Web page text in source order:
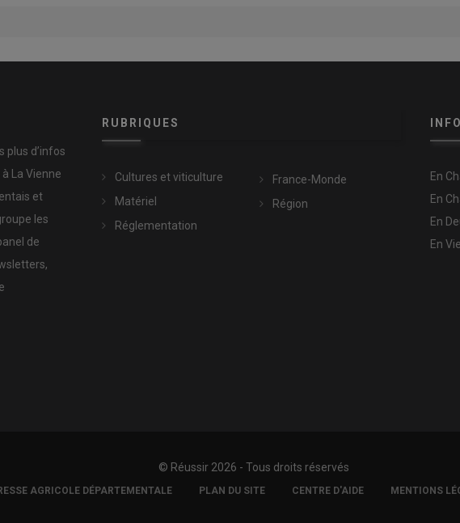
plus d’infos
La Vienne
et
les
de
RUBRIQUES
Cultures et viticulture
Matériel
Réglementation
France-Monde
Région
En
En
En
En
© Réussir 2026 - Tous droits réservés
AGRICOLE DÉPARTEMENTALE PLAN DU SITE CENTRE D'AIDE MENTIONS